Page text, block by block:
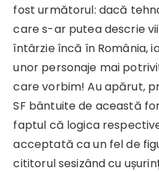
fost următorul: dacă
care s-ar putea descrie
întârzie încă în România,
unor personaje mai
care vorbim! Au apărut,
SF bântuite de această
faptul că logica
acceptată ca un fel de
cititorul sesizând cu